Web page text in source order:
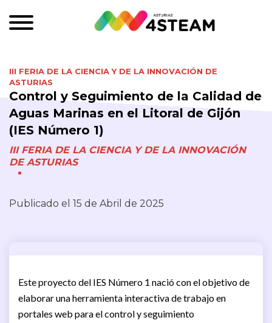
III FERIA DE LA CIENCIA Y DE LA INNOVACIÓN DE
ASTURIAS
Control y Seguimiento de la Calidad de
Aguas Marinas en el Litoral de Gijón
(IES Número 1)
III FERIA DE LA CIENCIA Y DE LA INNOVACIÓN
DE ASTURIAS
Publicado el 15 de Abril de 2025
Este proyecto del IES Número 1 nació con el objetivo de
elaborar una herramienta interactiva de trabajo en
portales web para el control y seguimiento